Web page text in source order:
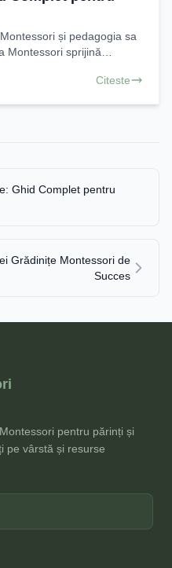
și pedagogia sa
Montessori sprijină
Citeste
Ghid Complet pentru
Grădinițe Montessori de
Succes
pentru părinți și
pe vârstă și resurse